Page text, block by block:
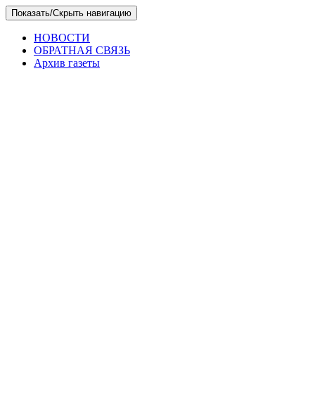
Skip
to
content
Показать/Скрыть навигацию
НОВОСТИ
ОБРАТНАЯ СВЯЗЬ
Архив газеты